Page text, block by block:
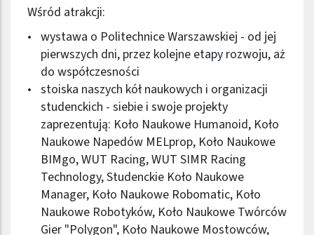
Wśród atrakcji:
wystawa o Politechnice Warszawskiej - od jej
pierwszych dni, przez kolejne etapy rozwoju, aż
do współczesności
stoiska naszych kół naukowych i organizacji
studenckich - siebie i swoje projekty
zaprezentują: Koło Naukowe Humanoid, Koło
Naukowe Napedów MELprop, Koło Naukowe
BIMgo, WUT Racing, WUT SIMR Racing
Technology, Studenckie Koło Naukowe
Manager, Koło Naukowe Robomatic, Koło
Naukowe Robotyków, Koło Naukowe Twórców
Gier "Polygon", Koło Naukowe Mostowców,